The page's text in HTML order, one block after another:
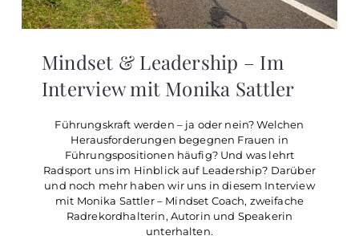
Mindset & Leadership – Im
Interview mit Monika Sattler
Führungskraft werden – ja oder nein? Welchen
Herausforderungen begegnen Frauen in
Führungspositionen häufig? Und was lehrt
Radsport uns im Hinblick auf Leadership? Darüber
und noch mehr haben wir uns in diesem Interview
mit Monika Sattler – Mindset Coach, zweifache
Radrekordhalterin, Autorin und Speakerin
unterhalten.